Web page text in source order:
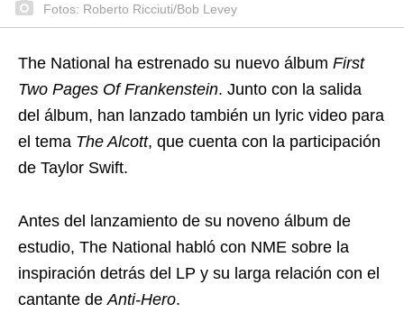
Fotos: Roberto Ricciuti/Bob Levey
The National ha estrenado su nuevo álbum First
Two Pages Of Frankenstein. Junto con la salida
del álbum, han lanzado también un lyric video para
el tema The Alcott, que cuenta con la participación
de Taylor Swift.
Antes del lanzamiento de su noveno álbum de
estudio, The National habló con NME sobre la
inspiración detrás del LP y su larga relación con el
cantante de Anti-Hero.